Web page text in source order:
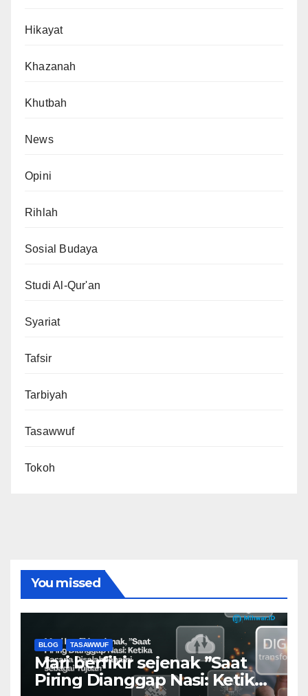
Hikayat
Khazanah
Khutbah
News
Opini
Rihlah
Sosial Budaya
Studi Al-Qur'an
Syariat
Tafsir
Tarbiyah
Tasawwuf
Tokoh
You missed
BLOG TASAWWUF
Mari berfikir sejenak ”Saat
Piring Dianggap Nasi: Ketika